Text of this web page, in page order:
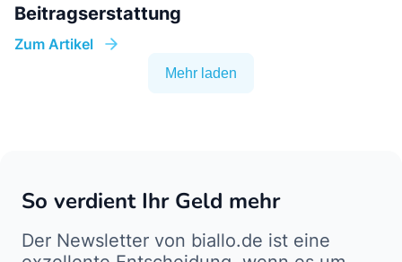
Beitragserstattung
Zum Artikel
Mehr laden
So verdient Ihr Geld mehr
Der Newsletter von biallo.de ist eine